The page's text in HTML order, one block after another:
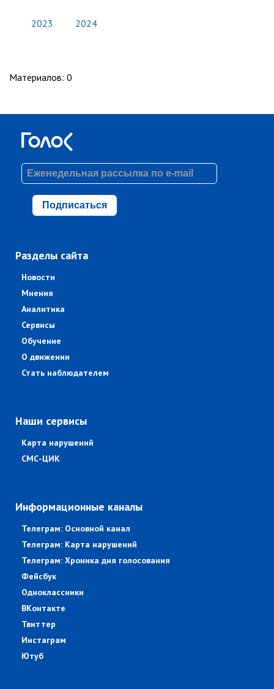
2023 2024
Материалов: 0
Подписаться
Разделы сайта
Новости
Мнения
Аналитика
Сервисы
Обучение
О движении
Стать наблюдателем
Наши сервисы
Карта нарушений
СМС-ЦИК
Информационные каналы
Телеграм: Основной канал
Телеграм: Карта нарушений
Телеграм: Хроника дня голосования
Фейсбук
Одноклассники
ВКонтакте
Твиттер
Инстаграм
Ютуб